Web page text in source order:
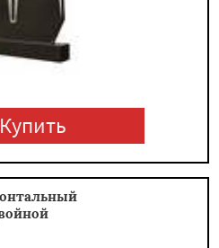
Купить